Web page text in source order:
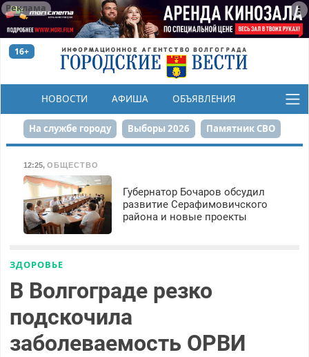
Реклама
16+
НОВОСТИ АФИША ОБЪЯВЛЕНИЯ
КОНКУРСЫ
На службе городу Выборы 2026 Памятник СВО
Набережная День Победы Реконструкция ЦПКиО
80-летие Победы Парк Героев-летчиков
12:25, ОБЩЕСТВО
Губернатор Бочаров обсудил
развитие Серафимовичского
района и новые проекты
ЗДОРОВЬЕ
В Волгограде резко
подскочила
заболеваемость ОРВИ